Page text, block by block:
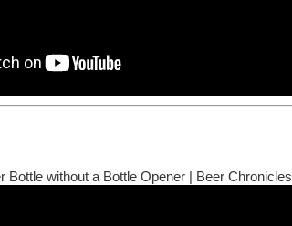
Bottle without a Bottle Opener | Beer Chronicles